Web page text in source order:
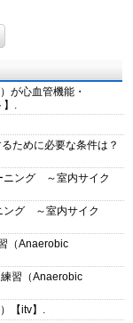
が心血管機能・
】.
ために必要な条件は？
ニング ～室内サイク
ング ～室内サイク
（Anaerobic
習（Anaerobic
【itv】.